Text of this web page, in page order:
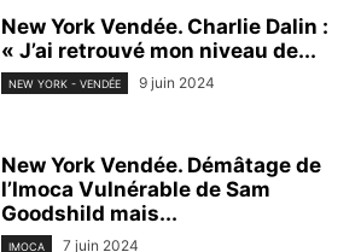
New York Vendée. Charlie Dalin :
« J’ai retrouvé mon niveau de...
NEW YORK - VENDÉE 9 juin 2024
New York Vendée. Démâtage de
l’Imoca Vulnérable de Sam
Goodshild mais...
IMOCA 7 juin 2024